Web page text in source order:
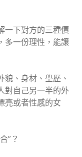
一下對方的三種價
多一份理性，能讓
、身材、壆歷、
對自己另一半的外
亮或者性感的女
”？